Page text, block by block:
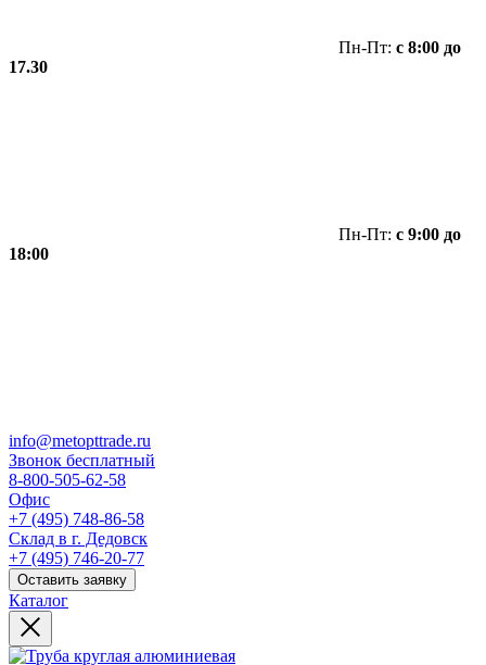
Пн-Пт: с 8:00 до
17.30
Пн-Пт: с 9:00 до
18:00
info@metopttrade.ru
Звонок бесплатный
8-800-505-62-58
Офис
+7 (495) 748-86-58
Склад в г. Дедовск
+7 (495) 746-20-77
Оставить заявку
Каталог